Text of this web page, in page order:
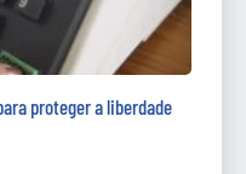
proteger a liberdade